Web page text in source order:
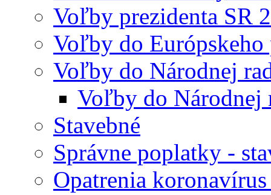
Voľby prezidenta SR
Voľby do Európskeho
Voľby do Národnej
Voľby do Národnej
Stavebné
Správne poplatky -
Opatrenia